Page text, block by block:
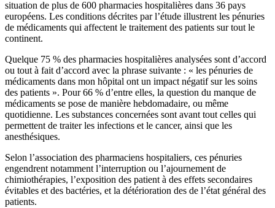
situation de plus de 600 pharmacies hospitalières dans 36 pays
européens. Les conditions décrites par l’étude illustrent les pénuries
de médicaments qui affectent le traitement des patients sur tout le
continent.
Quelque 75 % des pharmacies hospitalières analysées sont d’accord
ou tout à fait d’accord avec la phrase suivante : « les pénuries de
médicaments dans mon hôpital ont un impact négatif sur les soins
des patients ». Pour 66 % d’entre elles, la question du manque de
médicaments se pose de manière hebdomadaire, ou même
quotidienne. Les substances concernées sont avant tout celles qui
permettent de traiter les infections et le cancer, ainsi que les
anesthésiques.
Selon l’association des pharmaciens hospitaliers, ces pénuries
engendrent notamment l’interruption ou l’ajournement de
chimiothérapies, l’exposition des patient à des effets secondaires
évitables et des bactéries, et la détérioration des de l’état général des
patients.